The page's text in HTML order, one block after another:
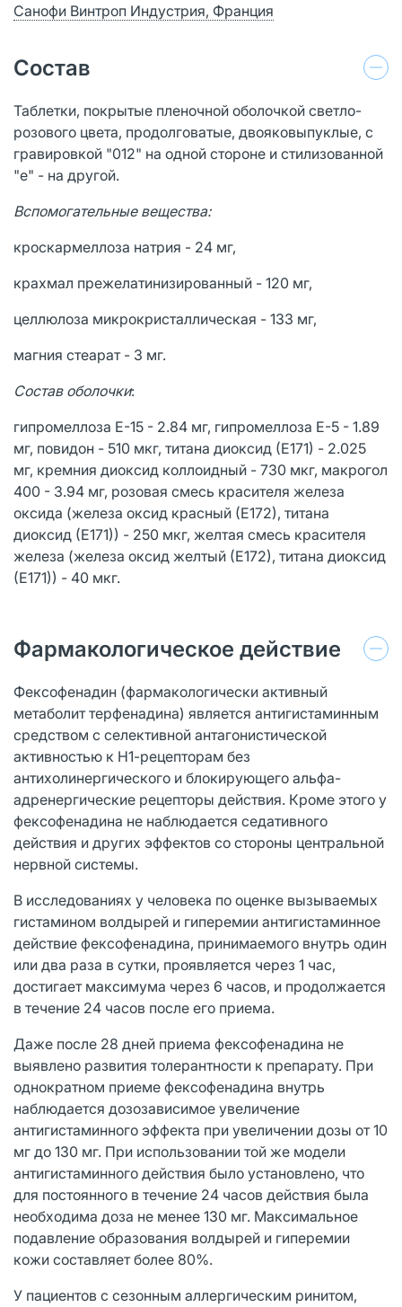
Санофи Винтроп Индустрия, Франция
Состав
Таблетки, покрытые пленочной оболочкой светло-
розового цвета, продолговатые, двояковыпуклые, с
гравировкой "012" на одной стороне и стилизованной
"е" - на другой.
Вспомогательные вещества:
кроскармеллоза натрия - 24 мг,
крахмал прежелатинизированный - 120 мг,
целлюлоза микрокристаллическая - 133 мг,
магния стеарат - 3 мг.
Состав оболочки:
гипромеллоза Е-15 - 2.84 мг, гипромеллоза Е-5 - 1.89
мг, повидон - 510 мкг, титана диоксид (Е171) - 2.025
мг, кремния диоксид коллоидный - 730 мкг, макрогол
400 - 3.94 мг, розовая смесь красителя железа
оксида (железа оксид красный (Е172), титана
диоксид (Е171)) - 250 мкг, желтая смесь красителя
железа (железа оксид желтый (Е172), титана диоксид
(Е171)) - 40 мкг.
Фармакологическое действие
Фексофенадин (фармакологически активный
метаболит терфенадина) является антигистаминным
средством с селективной антагонистической
активностью к Н1-рецепторам без
антихолинергического и блокирующего альфа-
адренергические рецепторы действия. Кроме этого у
фексофенадина не наблюдается седативного
действия и других эффектов со стороны центральной
нервной системы.
В исследованиях у человека по оценке вызываемых
гистамином волдырей и гиперемии антигистаминное
действие фексофенадина, принимаемого внутрь один
или два раза в сутки, проявляется через 1 час,
достигает максимума через 6 часов, и продолжается
в течение 24 часов после его приема.
Даже после 28 дней приема фексофенадина не
выявлено развития толерантности к препарату. При
однократном приеме фексофенадина внутрь
наблюдается дозозависимое увеличение
антигистаминного эффекта при увеличении дозы от 10
мг до 130 мг. При использовании той же модели
антигистаминного действия было установлено, что
для постоянного в течение 24 часов действия была
необходима доза не менее 130 мг. Максимальное
подавление образования волдырей и гиперемии
кожи составляет более 80%.
У пациентов с сезонным аллергическим ринитом,